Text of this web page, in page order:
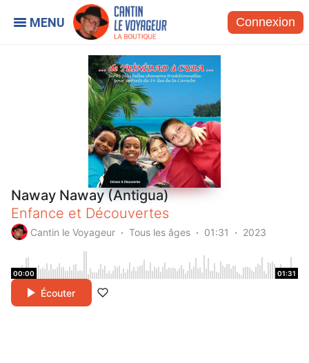
Connexion
Naway Naway (Antigua)
Enfance et Découvertes
Cantin le Voyageur Tous les âges 01:31 2023
00:00 01:31
Écouter